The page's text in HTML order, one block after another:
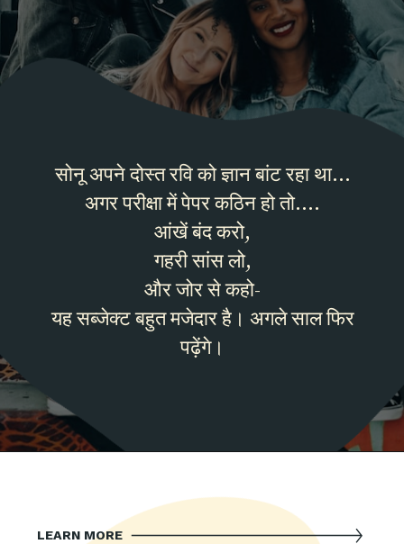
सोनू अपने दोस्त रवि को ज्ञान बांट रहा था…
अगर परीक्षा में पेपर कठिन हो तो….
आंखें बंद करो,
गहरी सांस लो,
और जोर से कहो-
यह सब्जेक्ट बहुत मजेदार है। अगले साल फिर
पढ़ेंगे।
LEARN MORE